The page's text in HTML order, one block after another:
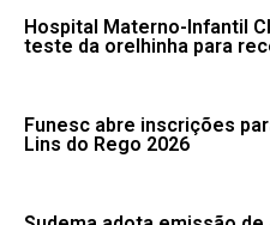
Hospital Materno-Infantil
teste da orelhinha para
Funesc abre inscrições
Lins do Rego 2026